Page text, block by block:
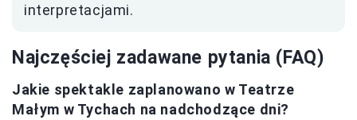
interpretacjami.
Najczęściej zadawane pytania (FAQ)
Jakie spektakle zaplanowano w Teatrze
Małym w Tychach na nadchodzące dni?